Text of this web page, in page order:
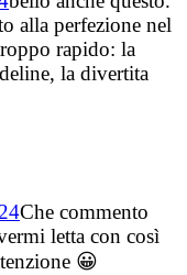
alla perfezione nel
rapido: la
la divertita
Che commento
letta con così
😀